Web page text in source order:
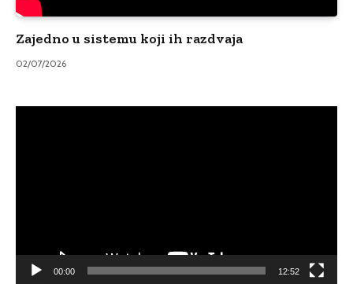
Zajedno u sistemu koji ih razdvaja
02/07/2026
00:00 12:52